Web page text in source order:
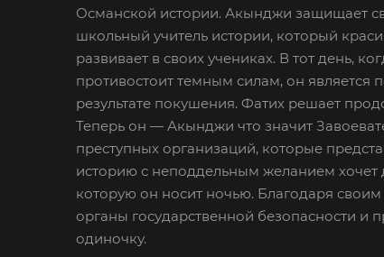
Османской истории. Акынджи защищает
школьный учитель истории, который
развивает в своих учениках. В тот день,
противостоит темным силам, он
результате покушения. Фатих решает
Теперь он — Акынджи что значит
преступных организаций, которые
историю с неподдельным желанием хочет
которую он носит ночью. Благодаря
органы государственной безопасности и
одиночку.